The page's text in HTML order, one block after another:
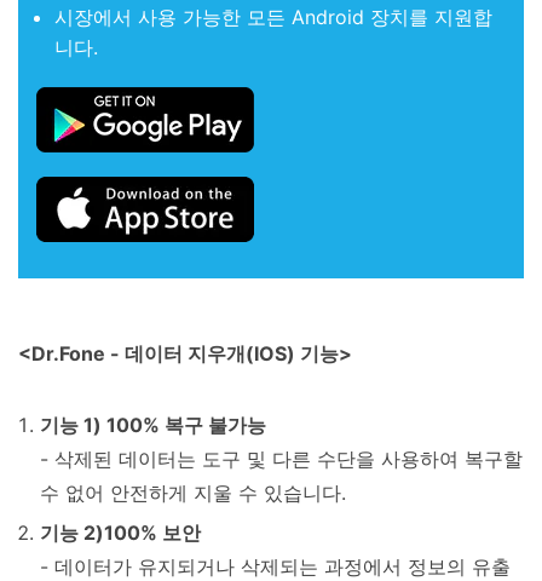
시장에서 사용 가능한 모든 Android 장치를 지원합
니다.
<Dr.Fone - 데이터 지우개(IOS) 기능>
기능 1) 100% 복구 불가능
- 삭제된 데이터는 도구 및 다른 수단을 사용하여 복구할
수 없어 안전하게 지울 수 있습니다.
기능 2)100% 보안
- 데이터가 유지되거나 삭제되는 과정에서 정보의 유출